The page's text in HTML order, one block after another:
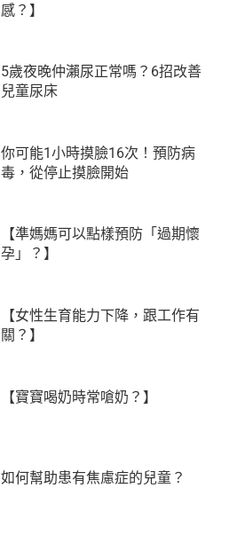
感？】
5歲夜晚仲瀨尿正常嗎？6招改善
兒童尿床
你可能1小時摸臉16次！預防病
毒，從停止摸臉開始
【準媽媽可以點樣預防「過期懷
孕」？】
【女性生育能力下降，跟工作有
關？】
【寶寶喝奶時常嗆奶？】
如何幫助患有焦慮症的兒童？